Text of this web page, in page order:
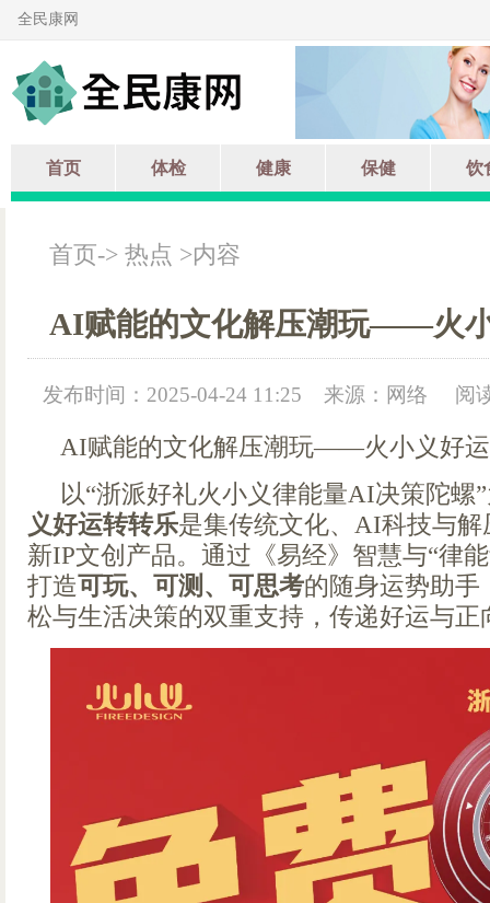
全民康网
首页 体检 健康 保健 饮
首页-> 热点 >内容
AI赋能的文化解压潮玩——火
发布时间：2025-04-24 11:25 来源：网络 阅
AI赋能的文化解压潮玩——火小义好
以“浙派好礼火小义律能量AI决策陀螺
义好运转转乐是集传统文化、AI科技与
新IP文创产品。通过《易经》智慧与“律
打造可玩、可测、可思考的随身运势助手
松与生活决策的双重支持，传递好运与正